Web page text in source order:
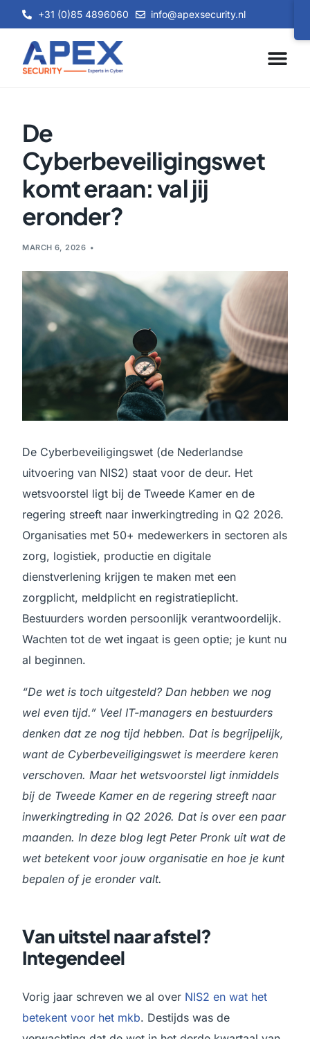
+31 (0)85 4896060 info@apexsecurity.nl
De
Cyberbeveiligingswet
komt eraan: val jij
eronder?
MARCH 6, 2026
De Cyberbeveiligingswet (de Nederlandse
uitvoering van NIS2) staat voor de deur. Het
wetsvoorstel ligt bij de Tweede Kamer en de
regering streeft naar inwerkingtreding in Q2 2026.
Organisaties met 50+ medewerkers in sectoren als
zorg, logistiek, productie en digitale
dienstverlening krijgen te maken met een
zorgplicht, meldplicht en registratieplicht.
Bestuurders worden persoonlijk verantwoordelijk.
Wachten tot de wet ingaat is geen optie; je kunt nu
al beginnen.
“De wet is toch uitgesteld? Dan hebben we nog
wel even tijd.” Veel IT-managers en bestuurders
denken dat ze nog tijd hebben. Dat is begrijpelijk,
want de Cyberbeveiligingswet is meerdere keren
verschoven. Maar het wetsvoorstel ligt inmiddels
bij de Tweede Kamer en de regering streeft naar
inwerkingtreding in Q2 2026. Dat is over een paar
maanden. In deze blog legt Peter Pronk uit wat de
wet betekent voor jouw organisatie en hoe je kunt
bepalen of je eronder valt.
Van uitstel naar afstel?
Integendeel
Vorig jaar schreven we al over NIS2 en wat het
betekent voor het mkb. Destijds was de